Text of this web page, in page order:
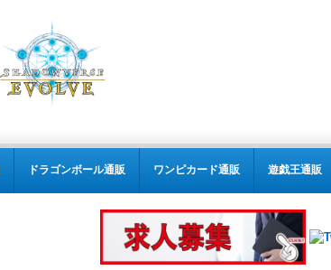
ドラゴンボール通販 ワンピカード通販 遊戯王通販